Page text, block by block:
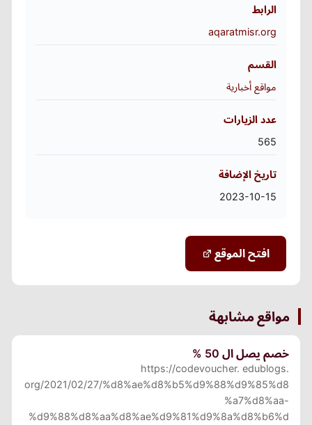
الرابط
aqaratmisr.org
القسم
مواقع أخبارية
عدد الزيارات
565
تاريخ الإضافة
2023-10-15
افتح الموقع
مواقع مشابهة
خصم يصل ال 50 %
https://codevoucher. edublogs.
org/2021/02/27/%d8%ae%d8%b5%d9%88%d9%85%d8
%a7%d8%aa-
%d9%88%d8%aa%d8%ae%d9%81%d9%8a%d8%b6%d